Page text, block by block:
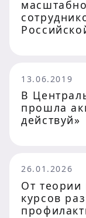
13.06.2019
В
прошла
действуй»
26.01.2026
От теории
курсов